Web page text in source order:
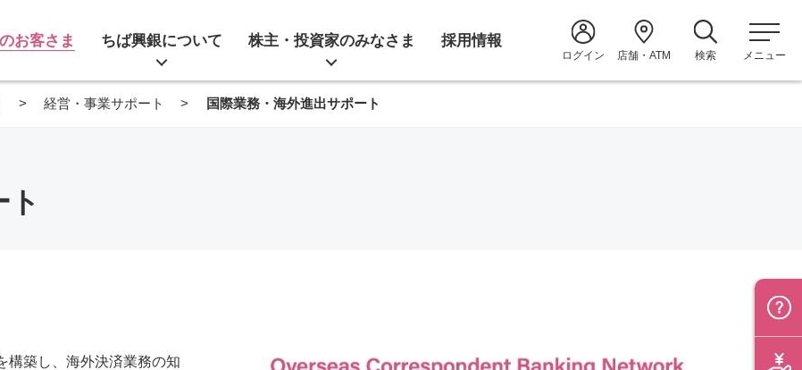
お客さま ちば興銀について 株主・投資家のみなさま 採用情報
ログイン 店舗・ATM 検索 メニュー
経営・事業サポート 国際業務・海外進出サポート
構築し、海外決済業務の知